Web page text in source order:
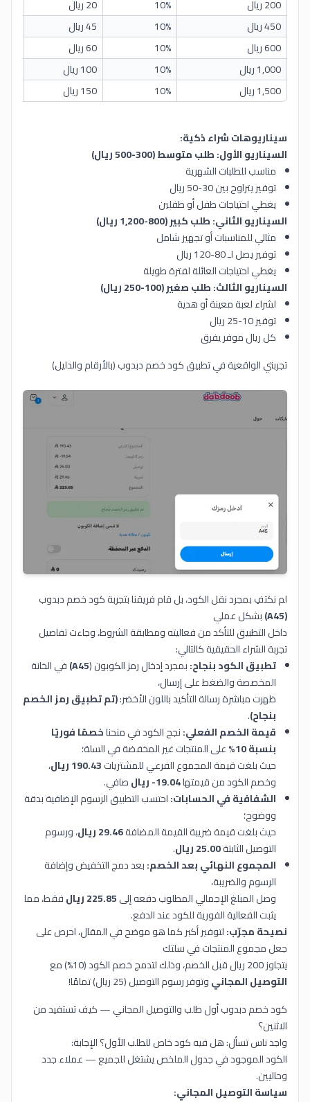
200 ريال 10% 20 ريال
450 ريال
10% 45 ريال
600 ريال
10% 60 ريال
1,000 ريال
10% 100 ريال
1,500 ريال
10% 150 ريال
سيناريوهات شراء ذكية:
السيناريو الأول: طلب متوسط (300-500 ريال)
مناسب للطلبات الشهرية
توفير يتراوح بين 30-50 ريال
يغطي احتياجات طفل أو طفلين
السيناريو الثاني: طلب كبير (800-1,200 ريال)
مثالي للمناسبات أو تجهيز شامل
توفير يصل لـ 80-120 ريال
يغطي احتياجات العائلة لفترة طويلة
السيناريو الثالث: طلب صغير (100-250 ريال)
لشراء لعبة معينة أو هدية
توفير 10-25 ريال
كل ريال موفر يفرق
تجربتي الواقعية في تطبيق كود خصم دبدوب (بالأرقام والدليل)
لم نكتفِ بمجرد نقل الكود، بل قام فريقنا بتجربة كود خصم دبدوب
(A45)
بشكل عملي
داخل التطبيق للتأكد من فعاليته ومطابقة الشروط، وجاءت تفاصيل
تجربة الشراء الحقيقية كالتالي:
تطبيق الكود بنجاح:بمجرد إدخال رمز الكوبون (A45) في الخانة
المخصصة والضغط على إرسال،
ظهرت مباشرة رسالة التأكيد باللون الأخضر:(تم تطبيق رمز الخصم
بنجاح).
قيمة الخصم الفعلي:نجح الكود في منحناخصمًا فوريًا
بنسبة 10%
على المنتجات غير المخفضة في السلة؛
حيث بلغت قيمة المجموع الفرعي للمشتريات190.43 ريال
،
وخصم الكود من قيمتها19.04- ريال
صافي.
الشفافية في الحسابات:احتسب التطبيق الرسوم الإضافية بدقة
ووضوح؛
حيث بلغت قيمة ضريبة القيمة المضافة29.46 ريال
، ورسوم
التوصيل الثابتة25.00 ريال
.
المجموع النهائي بعد الخصم:بعد دمج التخفيض وإضافة
الرسوم والضريبة،
وصل المبلغ الإجمالي المطلوب دفعه إلى225.85 ريال
فقط، مما
يثبت الفعالية الفورية للكود عند الدفع.
نصيحة مجرّب:لتوفير أكبر كما هو موضح في المقال، احرص على
جعل مجموع المنتجات في سلتك
يتجاوز 200 ريال قبل الخصم، وذلك لتدمج خصم الكود (10%) مع
التوصيل المجانيوتوفر رسوم التوصيل (25 ريال) تمامًا!
كود خصم دبدوب أول طلب والتوصيل المجاني — كيف تستفيد من
الاثنين؟
واجد ناس تسأل: هل فيه كود خاص للطلب الأول؟ الإجابة:
الكود الموجود في جدول الملخص يشتغل للجميع — عملاء جدد
وحاليين.
سياسة التوصيل المجاني: